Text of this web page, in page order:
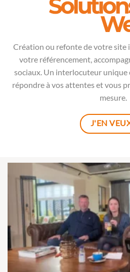
Création ou refonte de votresite
votre référencement,
sociaux. Un interlocuteur unique
répondre à vos attentes et vous
mesure.
J'EN